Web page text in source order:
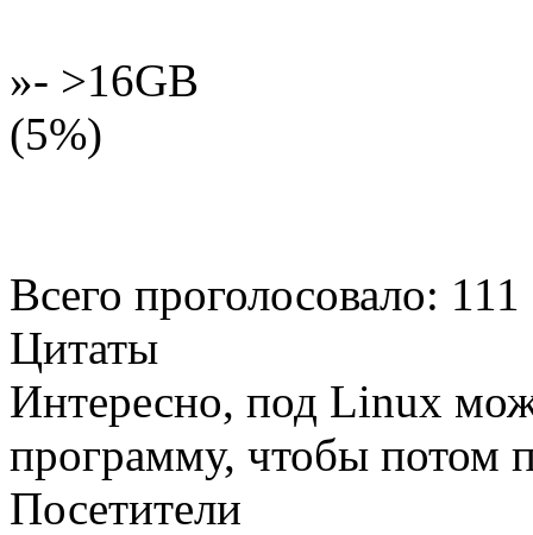
»- >16GB
(5%)
Всего проголосовало: 111
Цитаты
Интересно, под Linux
программу, чтобы потом
Посетители